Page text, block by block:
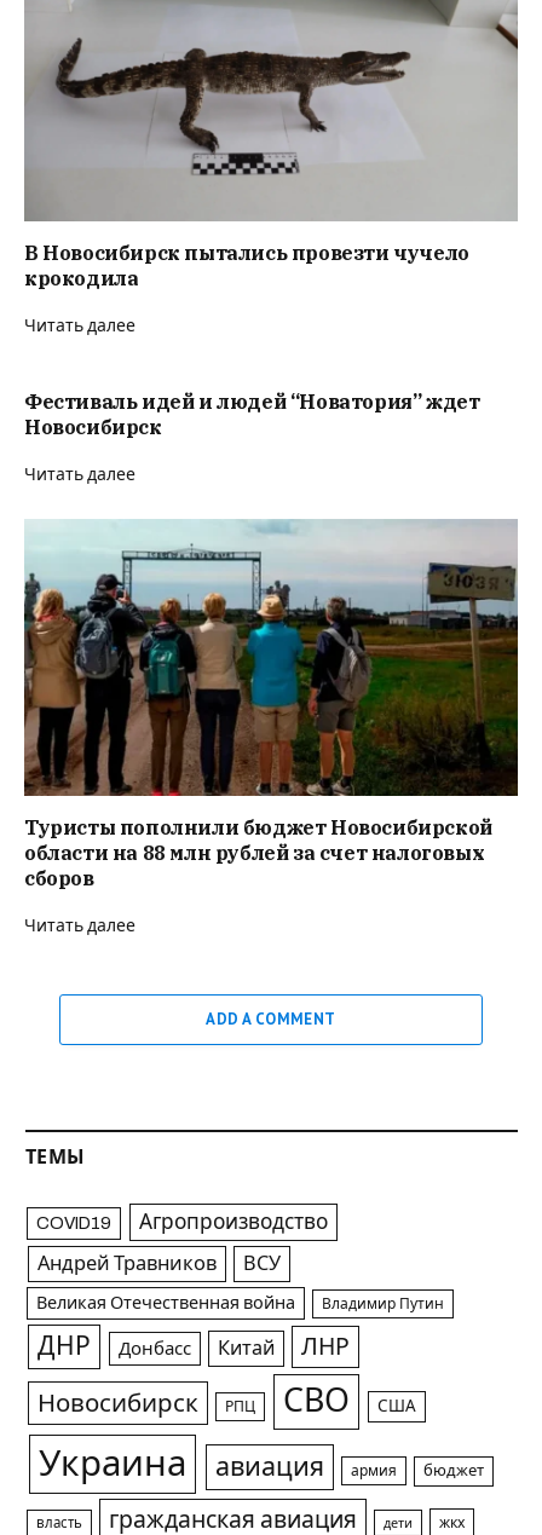
В Новосибирск пытались провезти чучело
крокодила
Читать далее
Фестиваль идей и людей “Новатория” ждет
Новосибирск
Читать далее
Туристы пополнили бюджет Новосибирской
области на 88 млн рублей за счет налоговых
сборов
Читать далее
ADD A COMMENT
ТЕМЫ
COVID19 Агропроизводство
Андрей Травников ВСУ
Великая Отечественная война Владимир Путин
ДНР Донбасс Китай ЛНР
Новосибирск РПЦ СВО США
Украина авиация армия бюджет
власть гражданская авиация дети жкх